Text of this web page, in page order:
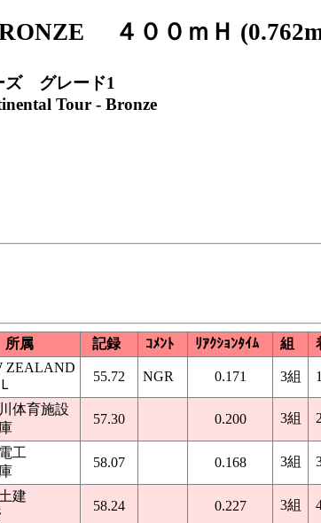
４００ｍＨ
ズ グレード1
Tour - Bronze
所属 記録 ｺﾒﾝﾄ ﾘｱｸｼｮﾝﾀｲﾑ 組
ZEALAND
55.72 NGR 0.171 3組
体育施設
57.30 0.200 3組
工
58.07 0.168 3組
建
58.24 0.227 3組